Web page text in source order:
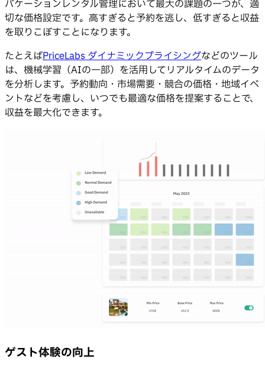
バケーションレンタル管理において最大の課題の一つが、適
切な価格設定です。高すぎると予約を逃し、低すぎると収益
を取りこぼすことになります。
たとえばPriceLabs ダイナミックプライシングなどのツール
は、機械学習（AIの一部）を活用してリアルタイムのデータ
を分析します。予約動向・市場需要・競合の価格・地域イベ
ントなどを考慮し、いつでも最適な価格を提案することで、
収益を最大化できます。
ゲスト体験の向上